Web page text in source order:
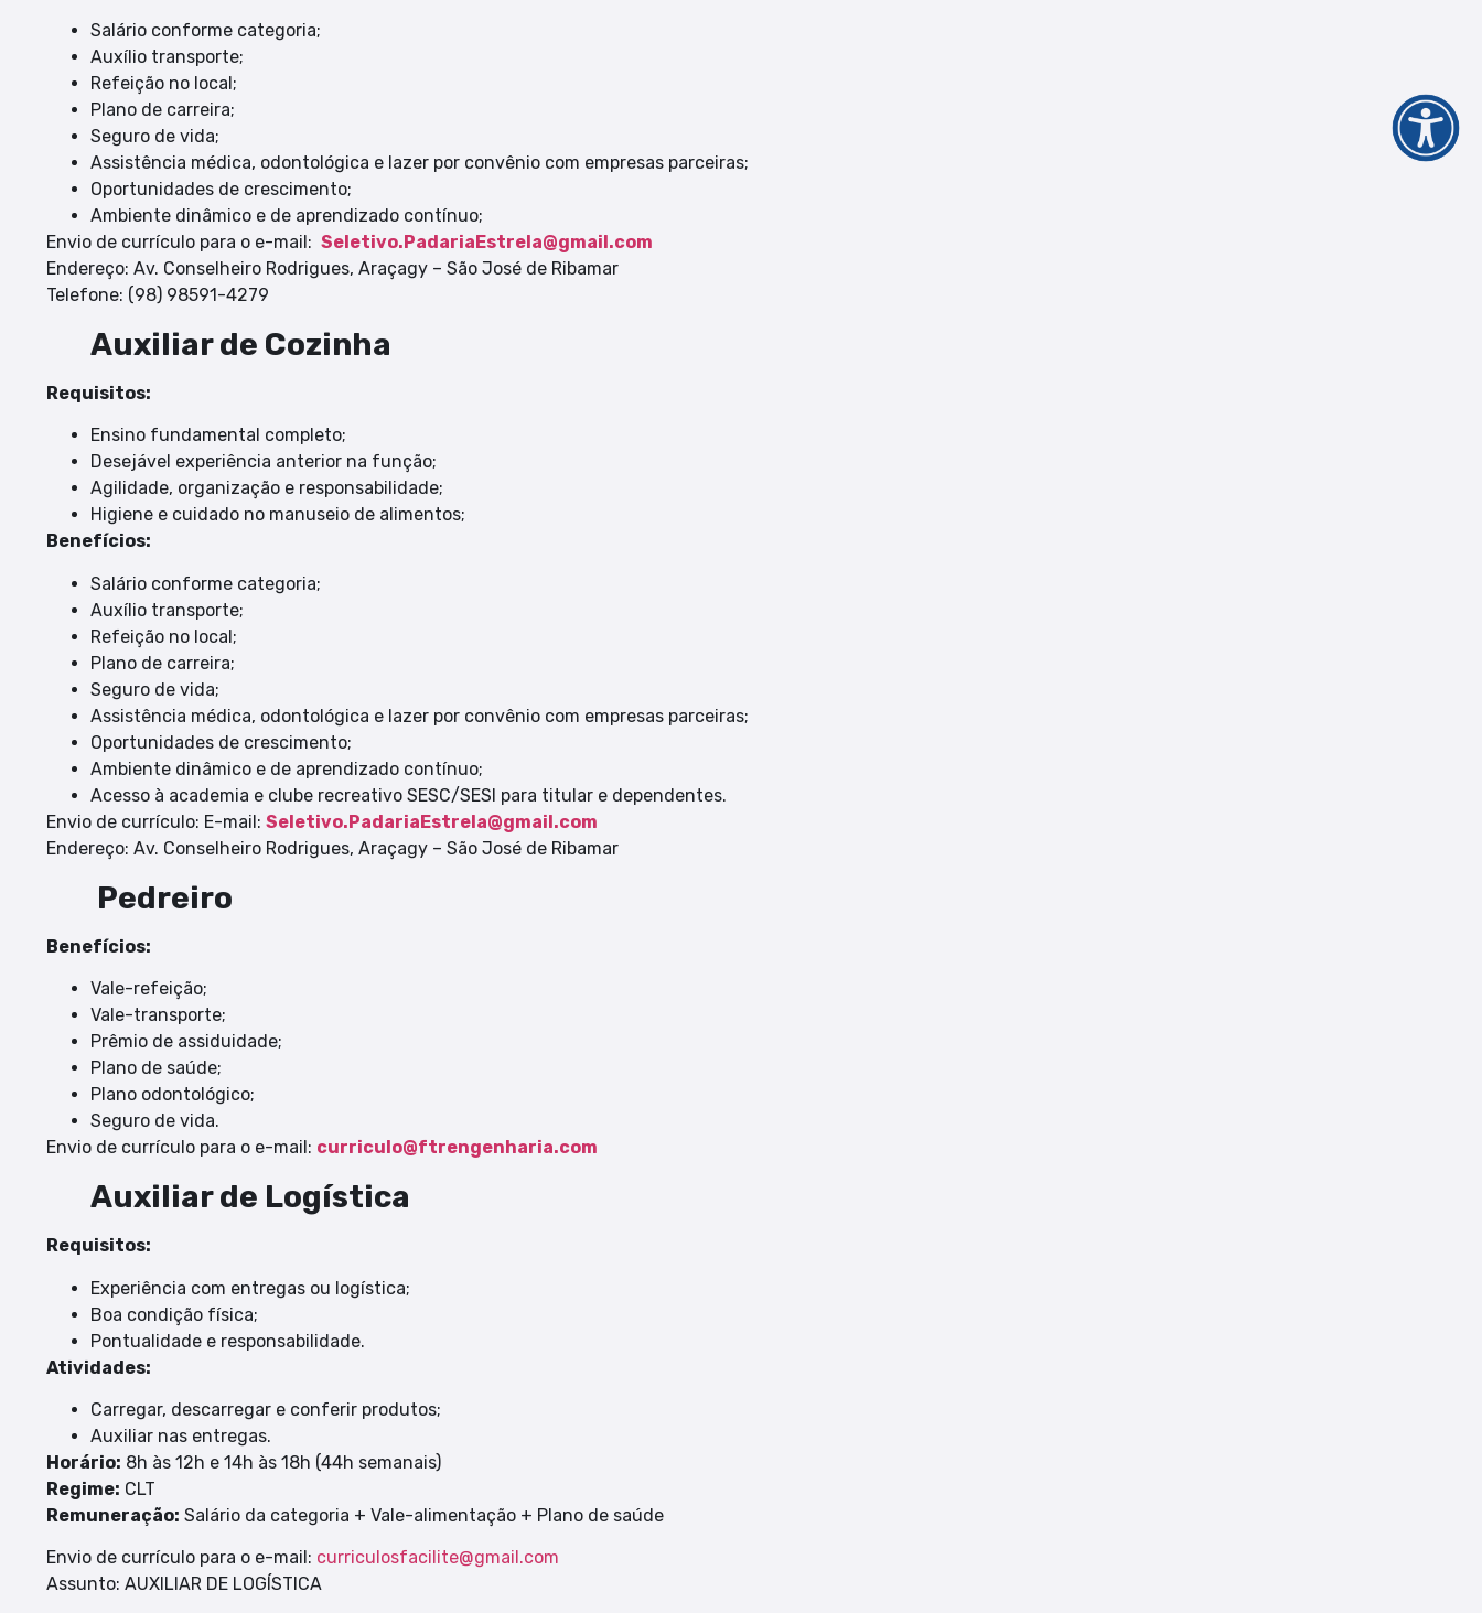
Salário conforme categoria;
Auxílio transporte;
Refeição no local;
Plano de carreira;
Seguro de vida;
Assistência médica, odontológica e lazer por convênio com empresas parceiras;
Oportunidades de crescimento;
Ambiente dinâmico e de aprendizado contínuo;
Envio de currículo para o e-mail: Seletivo.PadariaEstrela@gmail.com
Endereço: Av. Conselheiro Rodrigues, Araçagy – São José de Ribamar
Telefone: (98) 98591-4279
Auxiliar de Cozinha
Requisitos:
Ensino fundamental completo;
Desejável experiência anterior na função;
Agilidade, organização e responsabilidade;
Higiene e cuidado no manuseio de alimentos;
Benefícios:
Salário conforme categoria;
Auxílio transporte;
Refeição no local;
Plano de carreira;
Seguro de vida;
Assistência médica, odontológica e lazer por convênio com empresas parceiras;
Oportunidades de crescimento;
Ambiente dinâmico e de aprendizado contínuo;
Acesso à academia e clube recreativo SESC/SESI para titular e dependentes.
Envio de currículo: E-mail: Seletivo.PadariaEstrela@gmail.com
Endereço: Av. Conselheiro Rodrigues, Araçagy – São José de Ribamar
Pedreiro
Benefícios:
Vale-refeição;
Vale-transporte;
Prêmio de assiduidade;
Plano de saúde;
Plano odontológico;
Seguro de vida.
Envio de currículo para o e-mail: curriculo@ftrengenharia.com
Auxiliar de Logística
Requisitos:
Experiência com entregas ou logística;
Boa condição física;
Pontualidade e responsabilidade.
Atividades:
Carregar, descarregar e conferir produtos;
Auxiliar nas entregas.
Horário: 8h às 12h e 14h às 18h (44h semanais)
Regime: CLT
Remuneração: Salário da categoria + Vale-alimentação + Plano de saúde
Envio de currículo para o e-mail: curriculosfacilite@gmail.com
Assunto: AUXILIAR DE LOGÍSTICA